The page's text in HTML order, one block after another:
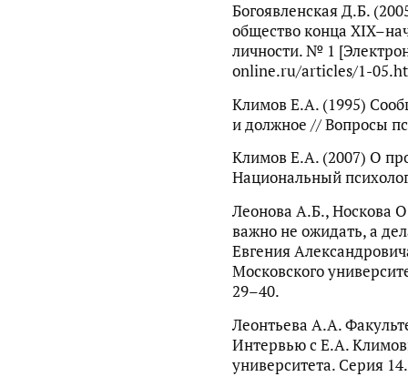
Богоявленская Д.Б.
общество конца
личности. № 1
online.ru/articles/1-
Климов Е.А. (1995)
и должное // Вопросы
Климов Е.А. (2007) О
Национальный
Леонова А.Б., Носкова
важно не ожидать, а
Евгения
Московского
29–40.
Леонтьева А.А.
Интервью с Е.А.
университета. Серия